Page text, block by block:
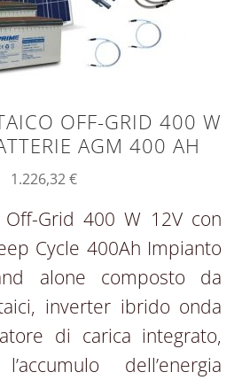
OFF-GRID 400 W
AGM 400 AH
1.226,32€
Off-Grid 400 W 12V con
Cycle 400Ah Impianto
alone composto da
inverter ibrido onda
di carica integrato,
dell’energia